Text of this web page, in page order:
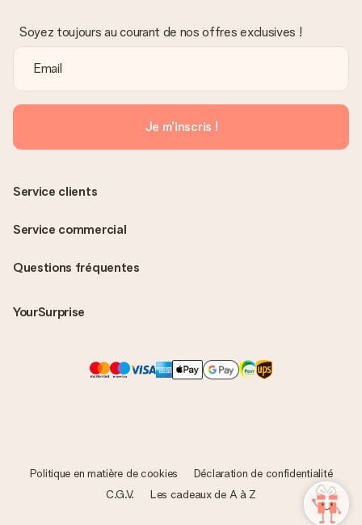
Soyez toujours au courant de nos offres exclusives !
Je m'inscris !
Questions fréquentes
YourSurprise
Service clients
Service commercial
Politique en matière de cookies
Déclaration de confidentialité
C.G.V.
Les cadeaux de A à Z